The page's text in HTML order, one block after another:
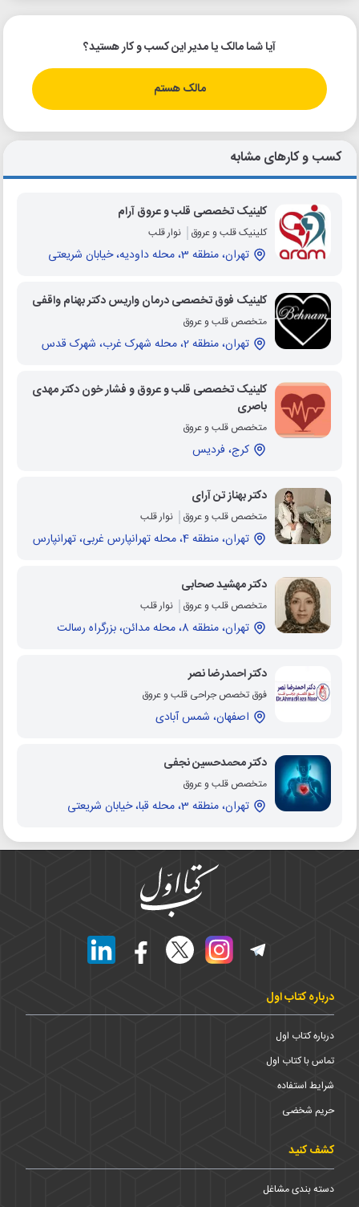
آیا شما مالک یا مدیر این کسب و کار هستید؟
مالک هستم
کسب و کارهای مشابه
کلینیک تخصصی قلب و عروق آرام
کلینیک قلب و عروق نوار قلب
تهران، منطقه 3، محله داودیه، خیابان شریعتی
کلینیک فوق تخصصی درمان واریس دکتر بهنام واقفی
متخصص قلب و عروق
تهران، منطقه 2، محله شهرک غرب، شهرک قدس
کلینیک تخصصی قلب و عروق و فشار خون دکتر مهدی
باصری
متخصص قلب و عروق
کرج، فردیس
دکتر بهناز تن آرای
متخصص قلب و عروق نوار قلب
تهران، منطقه 4، محله تهرانپارس غربی، تهرانپارس
دکتر مهشید صحابی
متخصص قلب و عروق نوار قلب
تهران، منطقه 8، محله مدائن، بزرگراه رسالت
دکتر احمدرضا نصر
فوق تخصص جراحی قلب و عروق
اصفهان، شمس آبادی
دکتر محمدحسین نجفی
متخصص قلب و عروق
تهران، منطقه 3، محله قبا، خیابان شریعتی
درباره کتاب اول
درباره کتاب اول
تماس با کتاب اول
شرایط استفاده
حریم شخضی
کشف کنید
دسته بندی مشاغل